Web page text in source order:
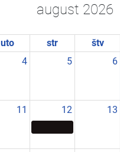
august 2026
uto str štv
4 5 6
11 12 13